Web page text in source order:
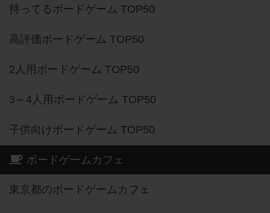
持ってるボードゲーム TOP50
高評価ボードゲーム TOP50
2人用ボードゲーム TOP50
3～4人用ボードゲーム TOP50
子供向けボードゲーム TOP50
ボードゲームカフェ
東京都のボードゲームカフェ